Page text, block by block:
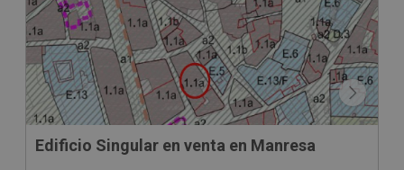
Edificio Singular en venta en Manresa